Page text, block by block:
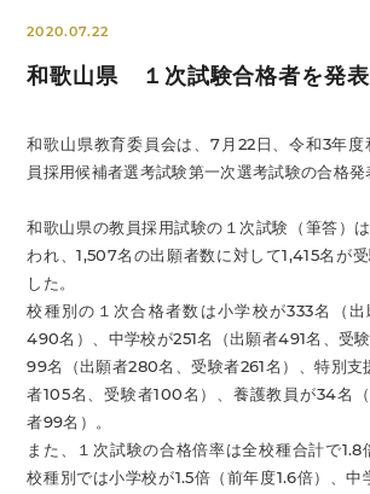
2020.07.22
和歌山県 １次試験合格者を発表
和歌山県教育委員会は、7月22日、令和3年
員採用候補者選考試験第一次選考試験の合格発
和歌山県の教員採用試験の１次試験（筆答）
われ、1,507名の出願者数に対して1,415名が
した。
校種別の１次合格者数は小学校が333名（
490名）、中学校が251名（出願者491名、受
99名（出願者280名、受験者261名）、特別
者105名、受験者100名）、養護教員が34名
者99名）。
また、１次試験の合格倍率は全校種合計で1.8
校種別では小学校が1.5倍（前年度1.6倍）、中